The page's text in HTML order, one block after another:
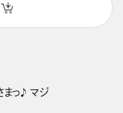
まっ♪ マジ